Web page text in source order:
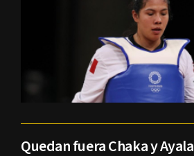
Quedan fuera Chaka y Ayala